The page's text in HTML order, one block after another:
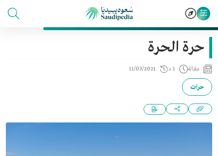
حرة الحرة
مقالة 1 د 11/03/2021
حرات